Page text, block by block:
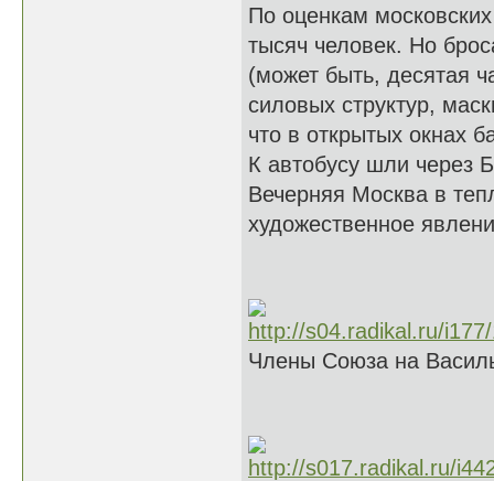
По оценкам
тысяч человек. Но
(может быть, десятая
силовых структур,
что в открытых окнах
К автобусу шли через
Вечерняя Москва в
художественное
Члены Союза на